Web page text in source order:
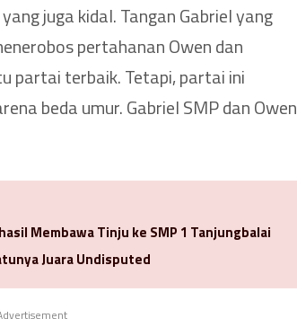
juga kidal. Tangan Gabriel yang
pertahanan Owen dan
partai terbaik. Tetapi, partai ini
beda umur. Gabriel SMP dan Owen
Membawa Tinju ke SMP 1 Tanjungbalai
Juara Undisputed